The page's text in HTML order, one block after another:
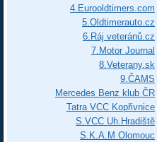
4.Eurooldtimers.com
5.Oldtimerauto.cz
6.Ráj veteránů.cz
7.Motor Journal
8.Veterany.sk
9.ČAMS
Mercedes Benz klub ČR
Tatra VCC Kopřivnice
S.VCC Uh.Hradiště
S.K.A.M Olomouc